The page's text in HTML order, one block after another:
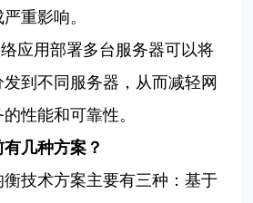
重影响。
应用部署多台服务器可以将
到不同服务器，从而减轻网
性能和可靠性。
几种方案？
衡技术方案主要有三种：基于